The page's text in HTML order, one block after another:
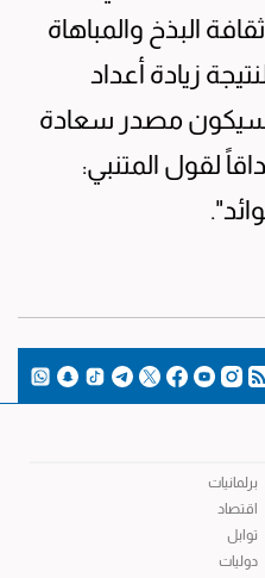
البذخ والمباهاة
زيادة أعداد
سيكون مصدر سعادة
لقول المتنبي:
برلمانيات
اقتصاد
توابل
دوليات